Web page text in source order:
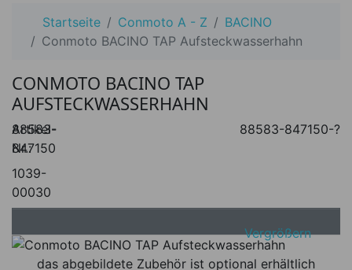
Startseite Conmoto A - Z
BACINO
Conmoto BACINO TAP Aufsteckwasserhahn
CONMOTO BACINO TAP
AUFSTECKWASSERHAHN
Artikel-
Nr.:
1039-
00030
88583-
847150
88583-847150-?
Vergrößern
das abgebildete Zubehör ist optional erhältlich